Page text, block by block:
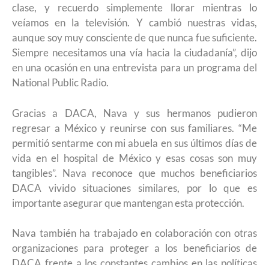
clase, y recuerdo simplemente llorar mientras lo
veíamos en la televisión. Y cambió nuestras vidas,
aunque soy muy consciente de que nunca fue suficiente.
Siempre necesitamos una vía hacia la ciudadanía”, dijo
en una ocasión en una entrevista para un programa del
National Public Radio.
Gracias a DACA, Nava y sus hermanos pudieron
regresar a México y reunirse con sus familiares. “Me
permitió sentarme con mi abuela en sus últimos días de
vida en el hospital de México y esas cosas son muy
tangibles”. Nava reconoce que muchos beneficiarios
DACA vivido situaciones similares, por lo que es
importante asegurar que mantengan esta protección.
Nava también ha trabajado en colaboración con otras
organizaciones para proteger a los beneficiarios de